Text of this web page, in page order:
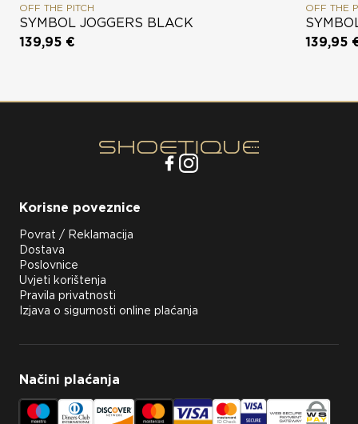
OFF THE PITCH
SYMBOL JOGGERS BLACK
139,95 €
OFF THE
139,95
Korisne poveznice
Povrat / Reklamacija
Dostava
Poslovnice
Uvjeti korištenja
Pravila privatnosti
Izjava o sigurnosti online plaćanja
Načini plaćanja